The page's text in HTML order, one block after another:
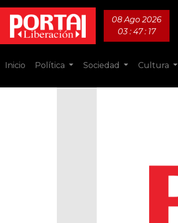
08 Ago 2026
03 : 47 : 18
Inicio Política Sociedad Cultura